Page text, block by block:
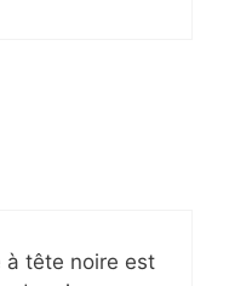
à tête noire est